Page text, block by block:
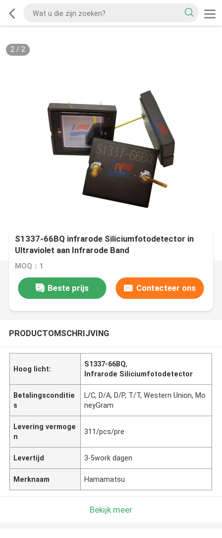
2/ 2
S1337-66BQ infrarode Siliciumfotodetector in
Ultraviolet aan Infrarode Band
MOQ：1
Beste prijs Contacteer ons
PRODUCTOMSCHRIJVING
Hoog licht:
S1337-66BQ,
Infrarode Siliciumfotodetector
Betalingsconditie
s
L/C, D/A, D/P, T/T, Western Union, Mo
neyGram
Levering vermoge
n
311/pcs/pre
Levertijd 3-5work dagen
Merknaam Hamamatsu
Bekijk meer